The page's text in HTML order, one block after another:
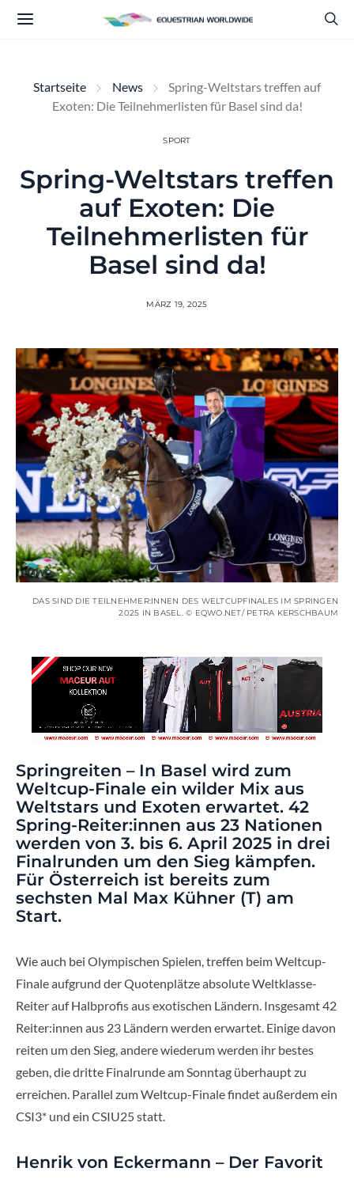
Startseite News
Spring-Weltstars treffen auf
Exoten: Die Teilnehmerlisten für Basel sind da!
SPORT
Spring-Weltstars treffen
auf Exoten: Die
Teilnehmerlisten für
Basel sind da!
MÄRZ 19, 2025
DAS SIND DIE TEILNEHMER:INNEN DES WELTCUPFINALES IM SPRINGEN
2025 IN BASEL. © EQWO.NET/ PETRA KERSCHBAUM
Springreiten – In Basel wird zum
Weltcup-Finale ein wilder Mix aus
Weltstars und Exoten erwartet. 42
Spring-Reiter:innen aus 23 Nationen
werden von 3. bis 6. April 2025 in drei
Finalrunden um den Sieg kämpfen.
Für Österreich ist bereits zum
sechsten Mal Max Kühner (T) am
Start.
Wie auch bei Olympischen Spielen, treffen beim Weltcup-
Finale aufgrund der Quotenplätze absolute Weltklasse-
Reiter auf Halbprofis aus exotischen Ländern. Insgesamt 42
Reiter:innen aus 23 Ländern werden erwartet. Einige davon
reiten um den Sieg, andere wiederum werden ihr bestes
geben, die dritte Finalrunde am Sonntag überhaupt zu
erreichen. Parallel zum Weltcup-Finale findet außerdem ein
CSI3* und ein CSIU25 statt.
Henrik von Eckermann – Der Favorit